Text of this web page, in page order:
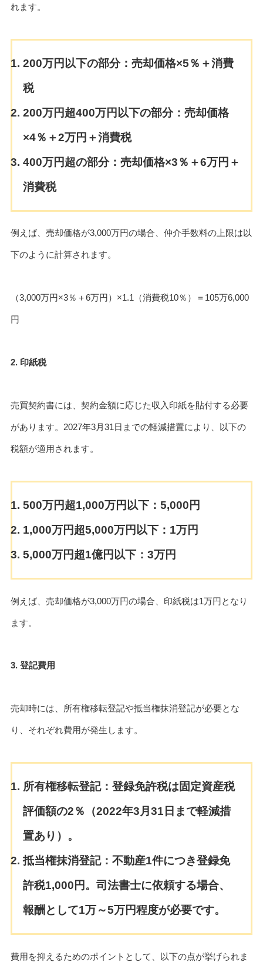
れます。
200万円以下の部分：売却価格×5％＋消費
税
200万円超400万円以下の部分：売却価格
×4％＋2万円＋消費税
400万円超の部分：売却価格×3％＋6万円＋
消費税
例えば、売却価格が3,000万円の場合、仲介手数料の上限は以
下のように計算されます。
（3,000万円×3％＋6万円）×1.1（消費税10％）＝105万6,000
円
2. 印紙税
売買契約書には、契約金額に応じた収入印紙を貼付する必要
があります。2027年3月31日までの軽減措置により、以下の
税額が適用されます。
500万円超1,000万円以下：5,000円
1,000万円超5,000万円以下：1万円
5,000万円超1億円以下：3万円
例えば、売却価格が3,000万円の場合、印紙税は1万円となり
ます。
3. 登記費用
売却時には、所有権移転登記や抵当権抹消登記が必要とな
り、それぞれ費用が発生します。
所有権移転登記：登録免許税は固定資産税
評価額の2％（2022年3月31日まで軽減措
置あり）。
抵当権抹消登記：不動産1件につき登録免
許税1,000円。司法書士に依頼する場合、
報酬として1万～5万円程度が必要です。
費用を抑えるためのポイントとして、以下の点が挙げられま